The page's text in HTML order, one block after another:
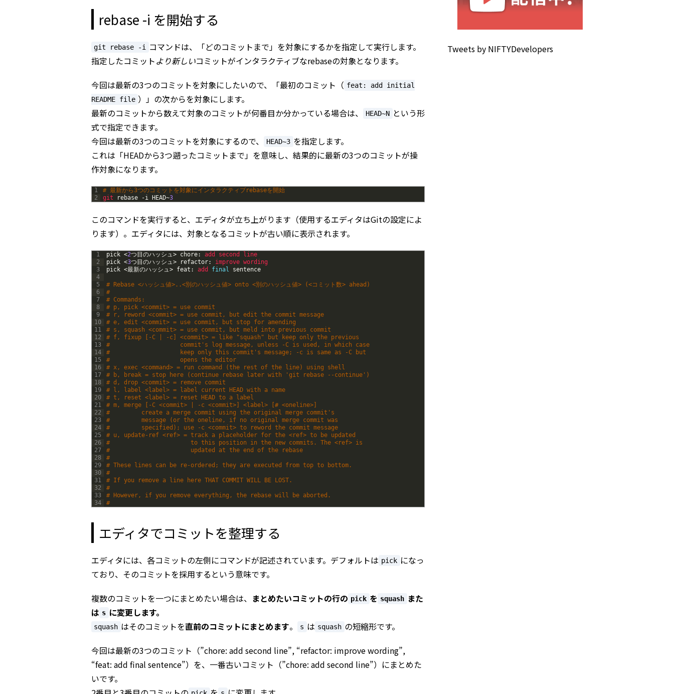
rebase -i を開始する
git rebase -i
コマンドは、「どのコミットまで」を対象にするかを指定して実行します。
指定したコミットより新しいコミットがインタラクティブなrebaseの対象となります。
今回は最新の3つのコミットを対象にしたいので、「最初のコミット（ feat: add initial
README file ）」の次からを対象にします。
最新のコミットから数えて対象のコミットが何番目か分かっている場合は、
HEAD~N という形
式で指定できます。
今回は最新の3つのコミットを対象にするので、
HEAD~3 を指定します。
これは「HEADから3つ遡ったコミットまで」を意味し、結果的に最新の3つのコミットが操
作対象になります。
1
2
# 最新から3つのコミットを対象にインタラクティブrebaseを開始
git
rebase -i HEAD~3
このコマンドを実行すると、エディタが立ち上がります（使用するエディタはGitの設定によ
ります）。エディタには、対象となるコミットが古い順に表示されます。
1
2
3
4
5
6
7
8
9
10
11
12
13
14
15
16
17
18
19
20
21
22
23
24
25
26
27
28
29
30
31
32
33
34
pick <2つ目のハッシュ> chore: add second
line
pick <3つ目のハッシュ> refactor: improve wording
pick <最新のハッシュ> feat : add final sentence
# Rebase <ハッシュ値>..<別のハッシュ値> onto <別のハッシュ値> (<コミット数> ahead)
#
# Commands:
# p, pick <commit> = use commit
# r, reword <commit> = use commit, but edit the commit message
# e, edit <commit> = use commit, but stop for amending
# s, squash <commit> = use commit, but meld into previous commit
# f, fixup [-C | -c] <commit> = like "squash" but keep only the previous
#                    commit's log message, unless -C is used, in which case
#                    keep only this commit's message; -c is same as -C but
#                    opens the editor
# x, exec <command> = run command (the rest of the line) using shell
# b, break = stop here (continue rebase later with 'git rebase --continue')
# d, drop <commit> = remove commit
# l, label <label> = label current HEAD with a name
# t, reset <label> = reset HEAD to a label
# m, merge [-C <commit> | -c <commit>] <label> [# <oneline>]
#         create a merge commit using the original merge commit's
#         message (or the oneline, if no original merge commit was
#         specified); use -c <commit> to reword the commit message
# u, update-ref <ref> = track a placeholder for the <ref> to be updated
#                       to this position in the new commits. The <ref> is
#                       updated at the end of the rebase
#
# These lines can be re-ordered; they are executed from top to bottom.
#
# If you remove a line here THAT COMMIT WILL BE LOST.
#
# However, if you remove everything, the rebase will be aborted.
#
エディタでコミットを整理する
エディタには、各コミットの左側にコマンドが記述されています。デフォルトは pick になっ
ており、そのコミットを採用するという意味です。
複数のコミットを一つにまとめたい場合は、 まとめたいコミットの行の pick を squash また
は s に変更します。
squash はそのコミットを直前のコミットにまとめます。 s は squash の短縮形です。
今回は最新の3つのコミット（”chore: add second line”, “refactor: improve wording”,
“feat: add final sentence”）を、一番古いコミット（”chore: add second line”）にまとめた
いです。
Tweets by NIFTYDevelopers